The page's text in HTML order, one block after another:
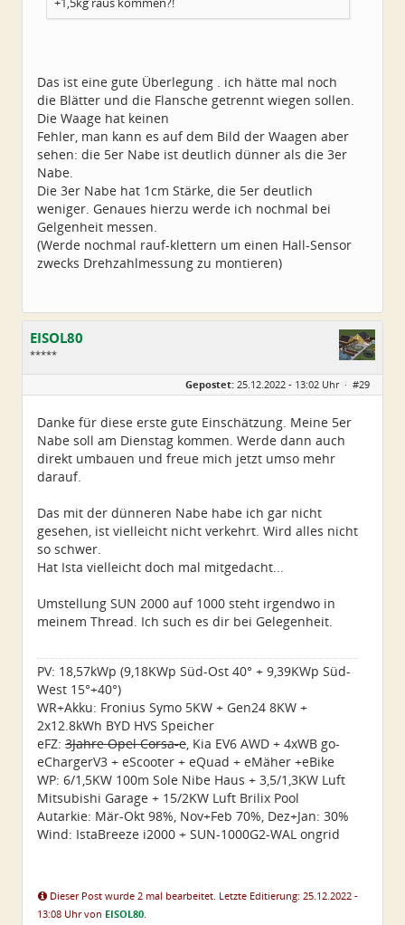
+1,5kg raus kommen?!
Das ist eine gute Überlegung . ich hätte mal noch
die Blätter und die Flansche getrennt wiegen sollen.
Die Waage hat keinen
Fehler, man kann es auf dem Bild der Waagen aber
sehen: die 5er Nabe ist deutlich dünner als die 3er
Nabe.
Die 3er Nabe hat 1cm Stärke, die 5er deutlich
weniger. Genaues hierzu werde ich nochmal bei
Gelgenheit messen.
(Werde nochmal rauf-klettern um einen Hall-Sensor
zwecks Drehzahlmessung zu montieren)
EISOL80
*****
Geschlecht:
Alter:
45
Dabei seit:
07 / 2022
Gepostet: 25.12.2022 - 13:02 Uhr · #29
Danke für diese erste gute Einschätzung. Meine 5er
Nabe soll am Dienstag kommen. Werde dann auch
direkt umbauen und freue mich jetzt umso mehr
darauf.
Das mit der dünneren Nabe habe ich gar nicht
gesehen, ist vielleicht nicht verkehrt. Wird alles nicht
so schwer.
Hat Ista vielleicht doch mal mitgedacht...
Umstellung SUN 2000 auf 1000 steht irgendwo in
meinem Thread. Ich such es dir bei Gelegenheit.
PV: 18,57kWp (9,18KWp Süd-Ost 40° + 9,39KWp Süd-
West 15°+40°)
WR+Akku: Fronius Symo 5KW + Gen24 8KW +
2x12.8kWh BYD HVS Speicher
eFZ: 3Jahre Opel Corsa-e, Kia EV6 AWD + 4xWB go-
eChargerV3 + eScooter + eQuad + eMäher +eBike
WP: 6/1,5KW 100m Sole Nibe Haus + 3,5/1,3KW Luft
Mitsubishi Garage + 15/2KW Luft Brilix Pool
Autarkie: Mär-Okt 98%, Nov+Feb 70%, Dez+Jan: 30%
Wind: IstaBreeze i2000 + SUN-1000G2-WAL ongrid
Dieser Post wurde 2 mal bearbeitet. Letzte Editierung: 25.12.2022 -
13:08 Uhr von EISOL80.